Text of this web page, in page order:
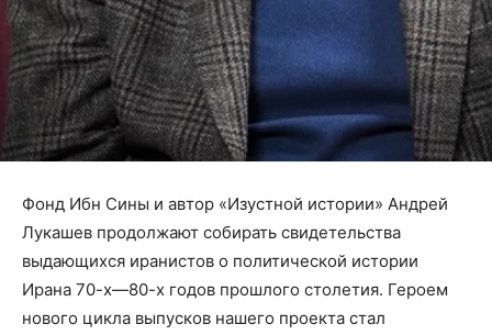
Фонд Ибн Сины и автор «Изустной истории» Андрей
Лукашев продолжают собирать свидетельства
выдающихся иранистов о политической истории
Ирана 70-х—80-х годов прошлого столетия. Героем
нового цикла выпусков нашего проекта стал